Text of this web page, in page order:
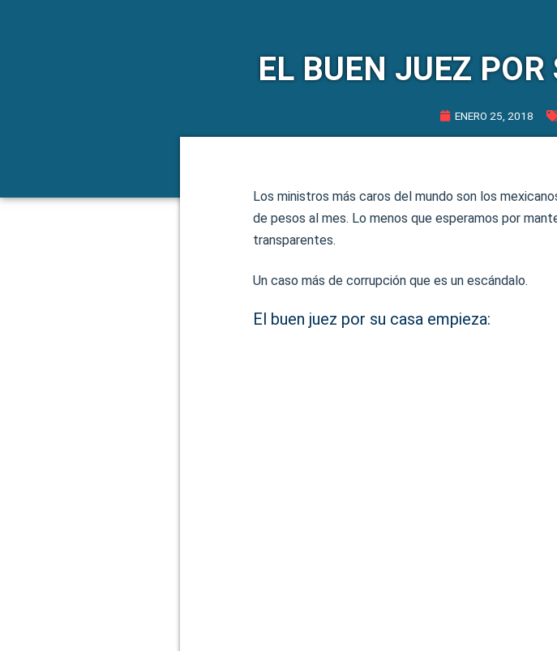
EL BUEN JUEZ
ENERO 25, 2018
Los ministros más caros del mundo son los
de pesos al mes. Lo menos que esperamos por
transparentes.
Un caso más de corrupción que es un escándalo.
El buen juez por su casa empieza: